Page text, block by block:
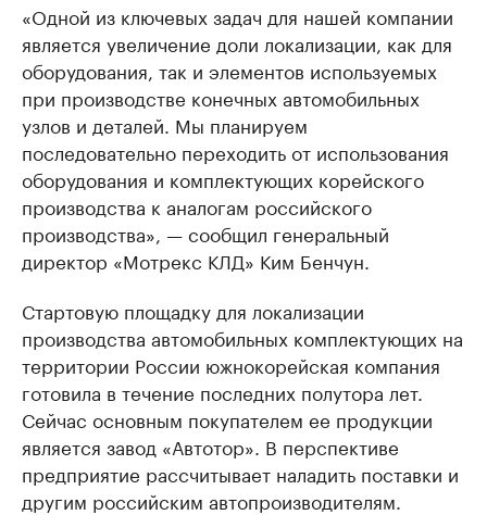
«Одной из ключевых задач для нашей компании
является увеличение доли локализации, как для
оборудования, так и элементов используемых
при производстве конечных автомобильных
узлов и деталей. Мы планируем
последовательно переходить от использования
оборудования и комплектующих корейского
производства к аналогам российского
производства», — сообщил генеральный
директор «Мотрекс КЛД» Ким Бенчун.
Стартовую площадку для локализации
производства автомобильных комплектующих на
территории России южнокорейская компания
готовила в течение последних полутора лет.
Сейчас основным покупателем ее продукции
является завод «Автотор». В перспективе
предприятие рассчитывает наладить поставки и
другим российским автопроизводителям.